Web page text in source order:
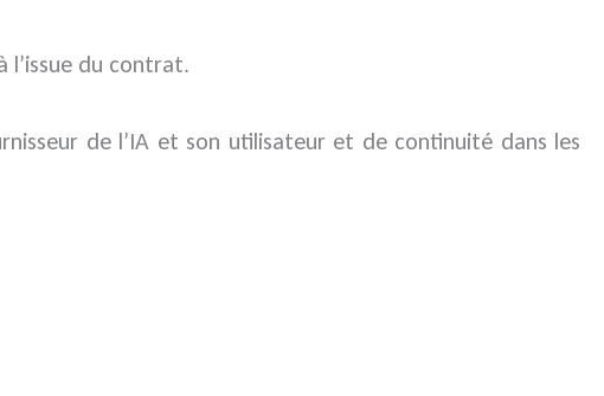
l’issue du contrat.
de l’IA et son utilisateur et de continuité dans les